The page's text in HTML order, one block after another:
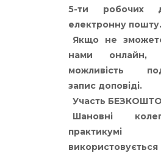
5-ти робочих
електронну пошту.
Якщо не
нами онлайн,
можливість
запис доповіді.
Участь
Шановні
практикумі
використовується